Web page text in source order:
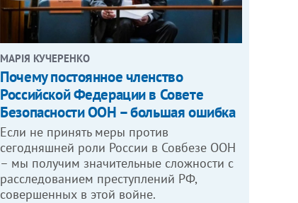
МАРІЯ КУЧЕРЕНКО
​Почему постоянное членство
Российской Федерации в Совете
Безопасности ООН – большая ошибка
Если не принять меры против
сегодняшней роли России в Совбезе ООН
– мы получим значительные сложности с
расследованием преступлений РФ,
совершенных в этой войне.